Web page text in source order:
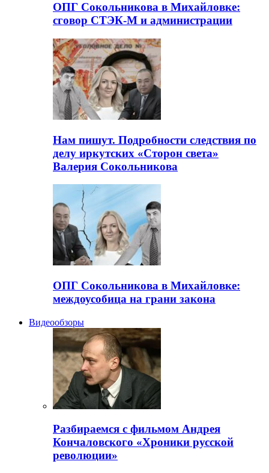
ОПГ Сокольникова в Михайловке:
сговор СТЭК-М и администрации
Нам пишут. Подробности следствия по
делу иркутских «Сторон света»
Валерия Сокольникова
ОПГ Сокольникова в Михайловке:
междоусобица на грани закона
Видеообзоры
Разбираемся с фильмом Андрея
Кончаловского «Хроники русской
революции»